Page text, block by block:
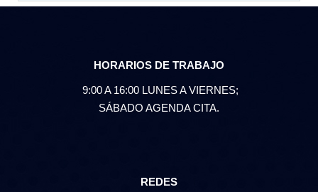
HORARIOS DE TRABAJO
9:00 A 16:00 LUNES A VIERNES;
SÁBADO AGENDA CITA.
REDES